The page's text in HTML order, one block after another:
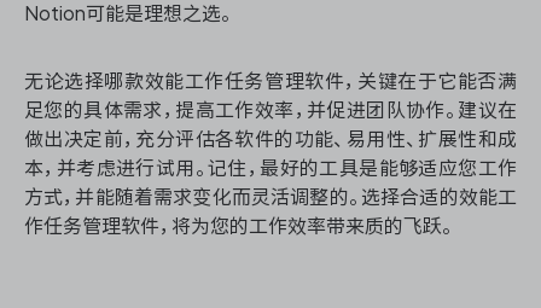
Notion可能是理想之选。
无论选择哪款效能工作任务管理软件，关键在于它能否满
足您的具体需求，提高工作效率，并促进团队协作。建议在
做出决定前，充分评估各软件的功能、易用性、扩展性和成
本，并考虑进行试用。记住，最好的工具是能够适应您工作
方式，并能随着需求变化而灵活调整的。选择合适的效能工
作任务管理软件，将为您的工作效率带来质的飞跃。